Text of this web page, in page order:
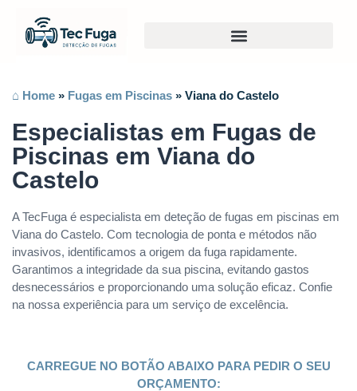
⌂ Home » Fugas em Piscinas » Viana do Castelo
Especialistas em Fugas de
Piscinas em Viana do
Castelo
A TecFuga é especialista em deteção de fugas em piscinas em
Viana do Castelo. Com tecnologia de ponta e métodos não
invasivos, identificamos a origem da fuga rapidamente.
Garantimos a integridade da sua piscina, evitando gastos
desnecessários e proporcionando uma solução eficaz. Confie
na nossa experiência para um serviço de excelência.
CARREGUE NO BOTÃO ABAIXO PARA PEDIR O SEU
ORÇAMENTO: